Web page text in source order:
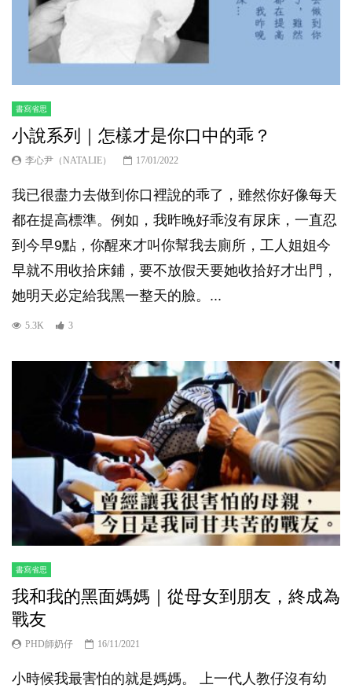
書寫省思
小說系列｜怎樣才是你口中的乖？
李心尹（NATALIE） 17/01/2022
我已很盡力去做到你口裡說的乖了，雖然你好像每天
都在提高標準。例如，我昨晚好乖沒有尿床，一直忍
到今早9點，你醒來才叫你幫我去廁所，工人姐姐今
早就不用收拾床鋪，要不放假天要她收拾好才出門，
她明天必定給我黑一整天的臉。...
5.3K 3
書寫省思
我和我的黑面媽媽｜從母女到朋友，終成為
戰友
PHD師奶仔 16/11/2021
小時候我最害怕的就是媽媽。 上一代人教仔沒有幼